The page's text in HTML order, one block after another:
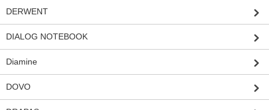
DERWENT
DIALOG NOTEBOOK
Diamine
DOVO